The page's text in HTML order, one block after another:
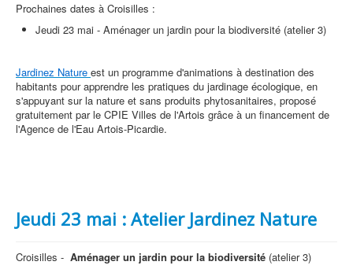
Prochaines dates à Croisilles :
Jeudi 23 mai - Aménager un jardin pour la biodiversité (atelier 3)
Jardinez Nature est un programme d'animations à destination des
habitants pour apprendre les pratiques du jardinage écologique, en
s'appuyant sur la nature et sans produits phytosanitaires, proposé
gratuitement par le CPIE Villes de l'Artois grâce à un financement de
l'Agence de l'Eau Artois-Picardie.
Jeudi 23 mai : Atelier Jardinez Nature
Croisilles - Aménager un jardin pour la biodiversité (atelier 3)